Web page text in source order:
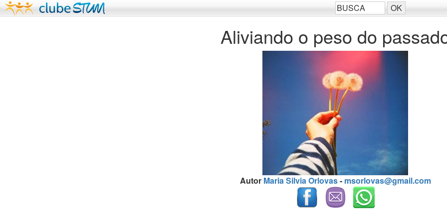
Aliviando o peso do
Autor Maria Silvia Orlovas- msorlovas@gmail.com